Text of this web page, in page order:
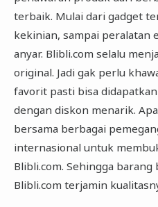
terbaik. Mulai dari gadget
kekinian, sampai peralatan
anyar. Blibli.com selalu
original. Jadi gak perlu
favorit pasti bisa
dengan diskon menarik.
bersama berbagai
internasional untuk
Blibli.com. Sehingga barang
Blibli.com terjamin